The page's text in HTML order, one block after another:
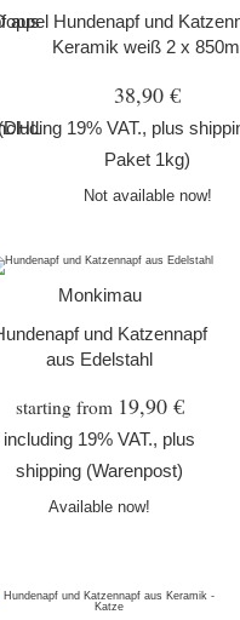
aus
Hundenapf und
Keramik weiß 2 x
38,90 €
19% VAT., plus
Paket 1kg)
Not available now!
Monkimau
und Katzennapf
aus Edelstahl
starting from 19,90 €
including 19% VAT., plus
shipping (Warenpost)
Available now!